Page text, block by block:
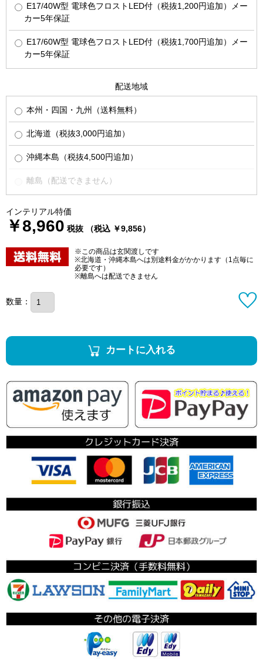
E17/40W型 電球色フロストLED付（税抜1,200円追加）メー
カー5年保証
E17/60W型 電球色フロストLED付（税抜1,700円追加）メー
カー5年保証
配送地域
本州・四国・九州（送料無料）
北海道（税抜3,000円追加）
沖縄本島（税抜4,500円追加）
離島（配送できません）
インテリアル特価
￥8,960 税抜 （税込 ￥9,856）
※この商品は玄関渡しです
※北海道・沖縄本島へは別途料金がかかります（1点毎に
必要です）
※離島へは配送できません
数量：
カートに入れる